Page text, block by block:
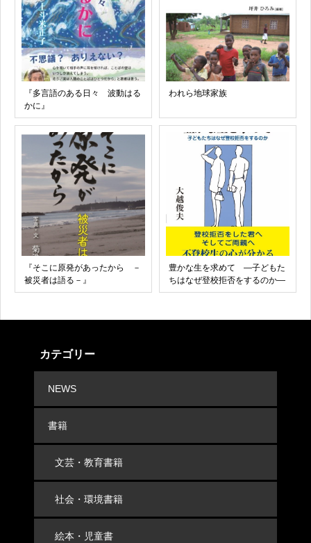
『多言語のある日々 波動はる
かに』
われら地球家族
『そこに原発があったから －
被災者は語る－』
豊かな生を求めて ―子どもた
ちはなぜ登校拒否をするのか―
カテゴリー
NEWS
書籍
文芸・教育書籍
社会・環境書籍
絵本・児童書